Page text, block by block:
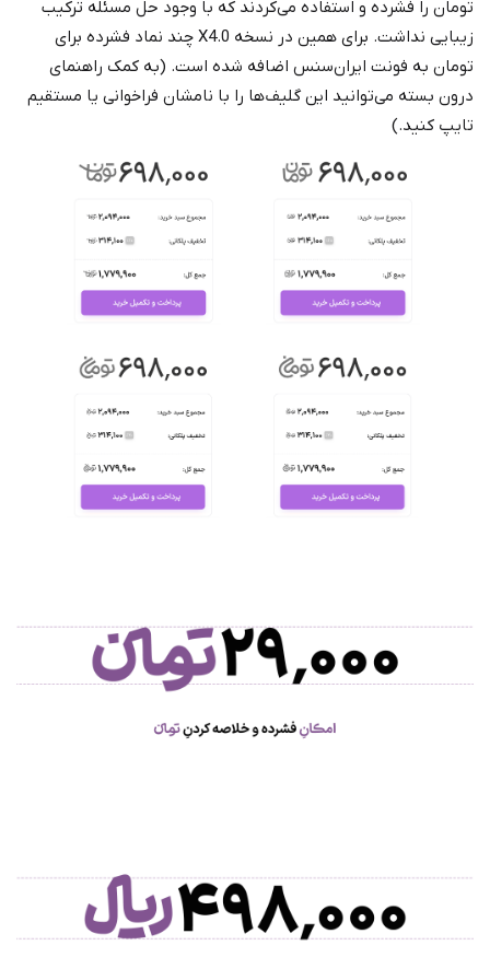
تومان را فشرده و استفاده می‌کردند که با وجود حل مسئله ترکیب
زیبایی نداشت. برای همین در نسخه X4.0 چند نماد فشرده برای
تومان به فونت ایران‌سنس اضافه شده است. (به کمک راهنمای
درون بسته می‌توانید این گلیف‌ها را با نامشان فراخوانی یا مستقیم
تایپ کنید.)